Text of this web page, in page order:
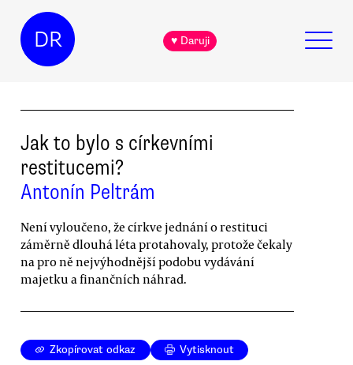
DR ♥ Daruji
Jak to bylo s církevními
restitucemi?
Antonín Peltrám
Není vyloučeno, že církve jednání o restituci
záměrně dlouhá léta protahovaly, protože čekaly
na pro ně nejvýhodnější podobu vydávání
majetku a finančních náhrad.
Zkopírovat odkaz Vytisknout